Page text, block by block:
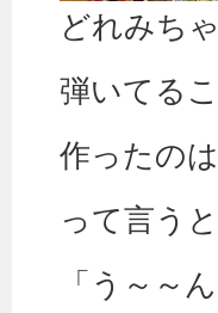
どれみち
弾いてるこ
作ったの
って言うと
「う～～